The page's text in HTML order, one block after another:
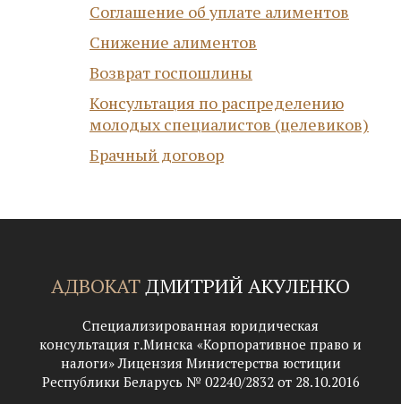
Соглашение об уплате алиментов
Снижение алиментов
Возврат госпошлины
Консультация по распределению
молодых специалистов (целевиков)
Брачный договор
АДВОКАТДМИТРИЙ АКУЛЕНКО
Специализированная юридическая
консультация г.Минска «Корпоративное право и
налоги» Лицензия Министерства юстиции
Республики Беларусь № 02240/2832 от 28.10.2016